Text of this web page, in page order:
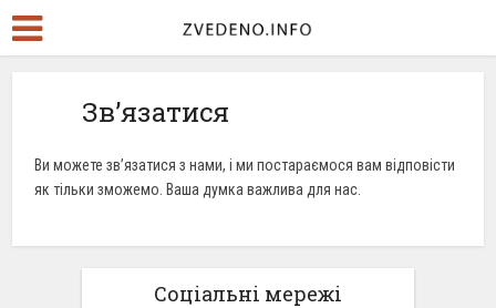
Зв’язатися
Ви можете зв’язатися з нами, і ми постараємося вам відповісти
як тільки зможемо. Ваша думка важлива для нас.
Соціальні мережі